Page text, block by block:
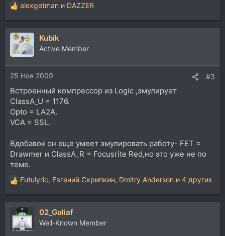
Р
е
а
к
ц
и
и
:
alexgetman и DAZZER
Kubik
Active Member
25 Ноя 2009 #3
Встроенный компрессор из Logic ,эмулирует
ClassA_U = 1176.
Opto = LA2A.
VCA = SSL.
Вдобавок он еще умеет эмулировать работу- FET =
Drawmer и ClassA_R = Focusrite Red,но это уже не по
теме.
Р
е
а
и
Futulyric, Евгений Скрипкин, Dmitry Anderson и 4 других
02_Goliaf
Well-Known Member